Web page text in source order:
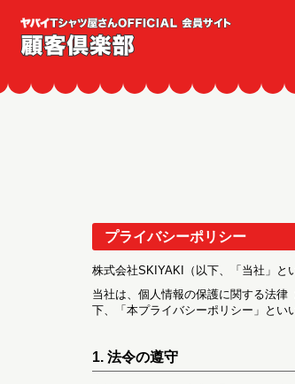
プライバシーポリシー
株式会社SKIYAKI（以下、「当社」と
当社は、個人情報の保護に関する法
下、「本プライバシーポリシー」とい
1. 法令の遵守